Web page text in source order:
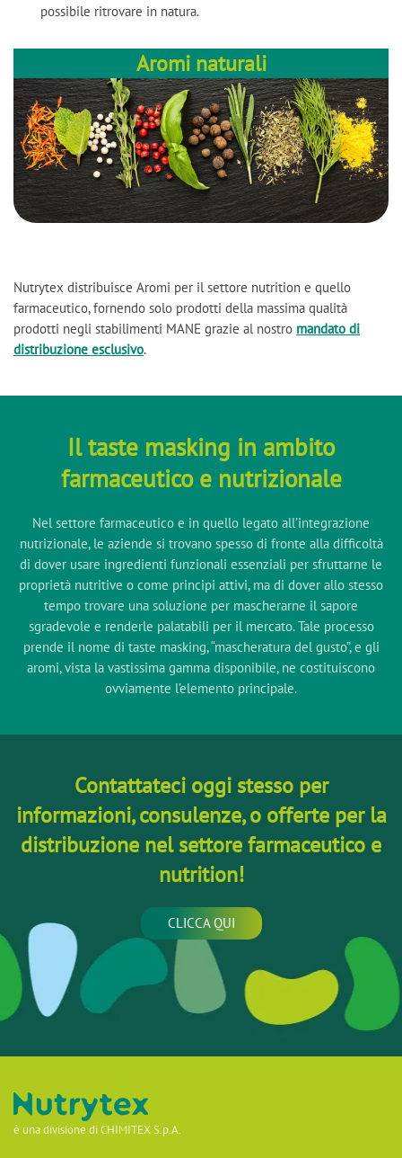
possibile ritrovare in natura.
Aromi naturali
Nutrytex distribuisce Aromi per il settore nutrition e quello
farmaceutico, fornendo solo prodotti della massima qualità
prodotti negli stabilimenti MANE grazie al nostro mandato di
distribuzione esclusivo.
Il taste masking in ambito
farmaceutico e nutrizionale
Nel settore farmaceutico e in quello legato all’integrazione
nutrizionale, le aziende si trovano spesso di fronte alla difficoltà
di dover usare ingredienti funzionali essenziali per sfruttarne le
proprietà nutritive o come principi attivi, ma di dover allo stesso
tempo trovare una soluzione per mascherarne il sapore
sgradevole e renderle palatabili per il mercato. Tale processo
prende il nome di taste masking, “mascheratura del gusto”, e gli
aromi, vista la vastissima gamma disponibile, ne costituiscono
ovviamente l’elemento principale.
Contattateci oggi stesso per
informazioni, consulenze, o offerte per la
distribuzione nel settore farmaceutico e
nutrition!
CLICCA QUI
è una divisione di CHIMITEX S.p.A.